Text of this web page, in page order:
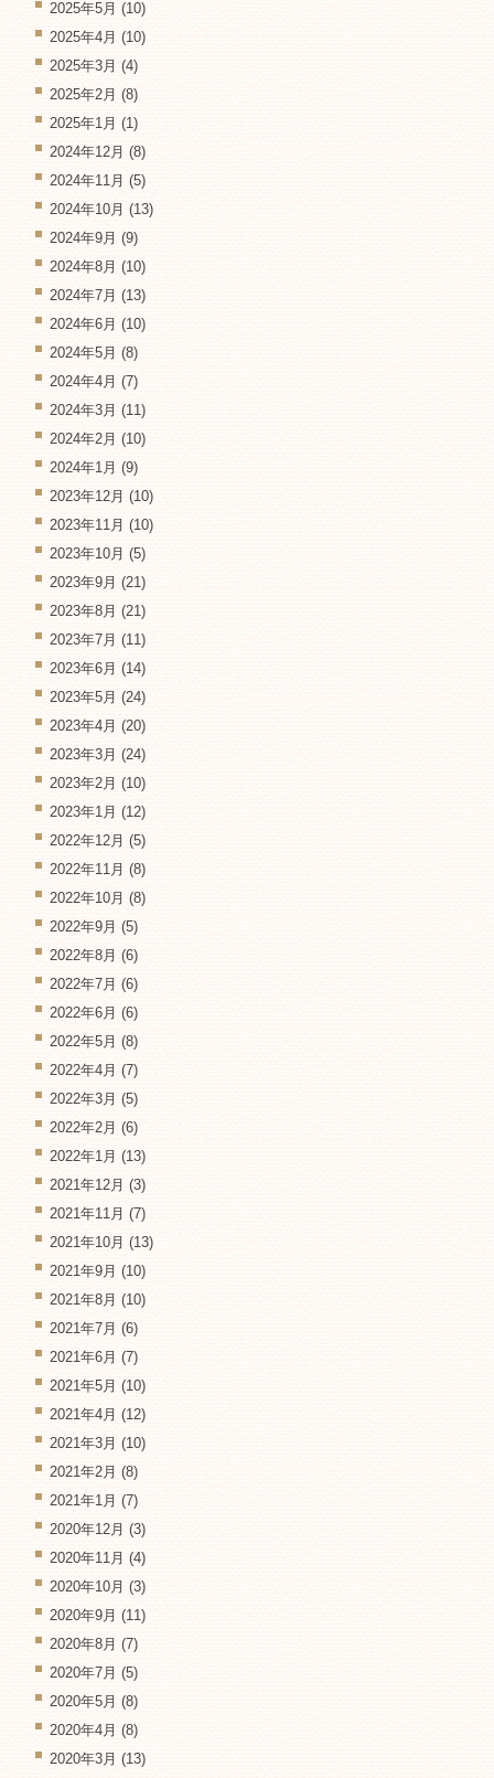
2025年5月 (10)
2025年4月 (10)
2025年3月 (4)
2025年2月 (8)
2025年1月 (1)
2024年12月 (8)
2024年11月 (5)
2024年10月 (13)
2024年9月 (9)
2024年8月 (10)
2024年7月 (13)
2024年6月 (10)
2024年5月 (8)
2024年4月 (7)
2024年3月 (11)
2024年2月 (10)
2024年1月 (9)
2023年12月 (10)
2023年11月 (10)
2023年10月 (5)
2023年9月 (21)
2023年8月 (21)
2023年7月 (11)
2023年6月 (14)
2023年5月 (24)
2023年4月 (20)
2023年3月 (24)
2023年2月 (10)
2023年1月 (12)
2022年12月 (5)
2022年11月 (8)
2022年10月 (8)
2022年9月 (5)
2022年8月 (6)
2022年7月 (6)
2022年6月 (6)
2022年5月 (8)
2022年4月 (7)
2022年3月 (5)
2022年2月 (6)
2022年1月 (13)
2021年12月 (3)
2021年11月 (7)
2021年10月 (13)
2021年9月 (10)
2021年8月 (10)
2021年7月 (6)
2021年6月 (7)
2021年5月 (10)
2021年4月 (12)
2021年3月 (10)
2021年2月 (8)
2021年1月 (7)
2020年12月 (3)
2020年11月 (4)
2020年10月 (3)
2020年9月 (11)
2020年8月 (7)
2020年7月 (5)
2020年5月 (8)
2020年4月 (8)
2020年3月 (13)